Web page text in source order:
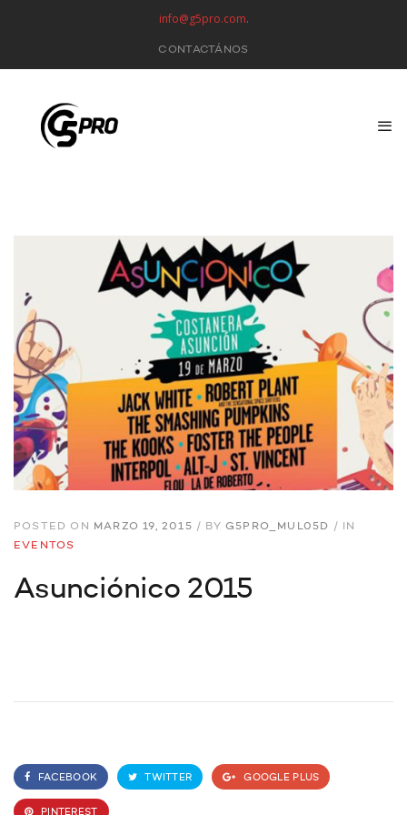
info@g5pro.com.
CONTACTÁNOS
POSTED ON MARZO 19, 2015 / BYG5PRO_MUL05D /
IN
EVENTOS
Asunciónico 2015
FACEBOOK TWITTER GOOGLE PLUS
PINTEREST